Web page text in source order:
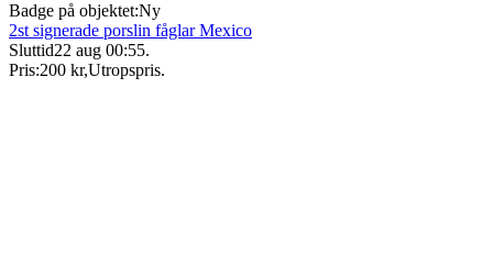
Badge på objektet:Ny
2st signerade porslin fåglar Mexico
Sluttid22 aug 00:55.
Pris:200 kr,Utropspris.